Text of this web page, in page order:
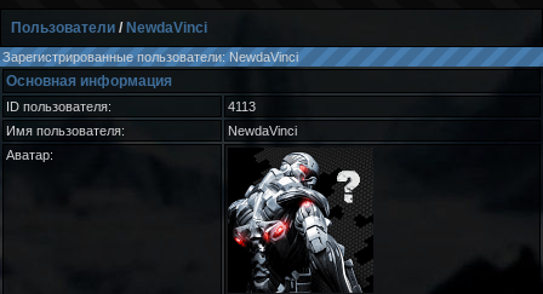
Пользователи / NewdaVinci
Зарегистрированные пользователи: NewdaVinci
Основная информация
ID пользователя:
4113
Имя пользователя:
NewdaVinci
Аватар: